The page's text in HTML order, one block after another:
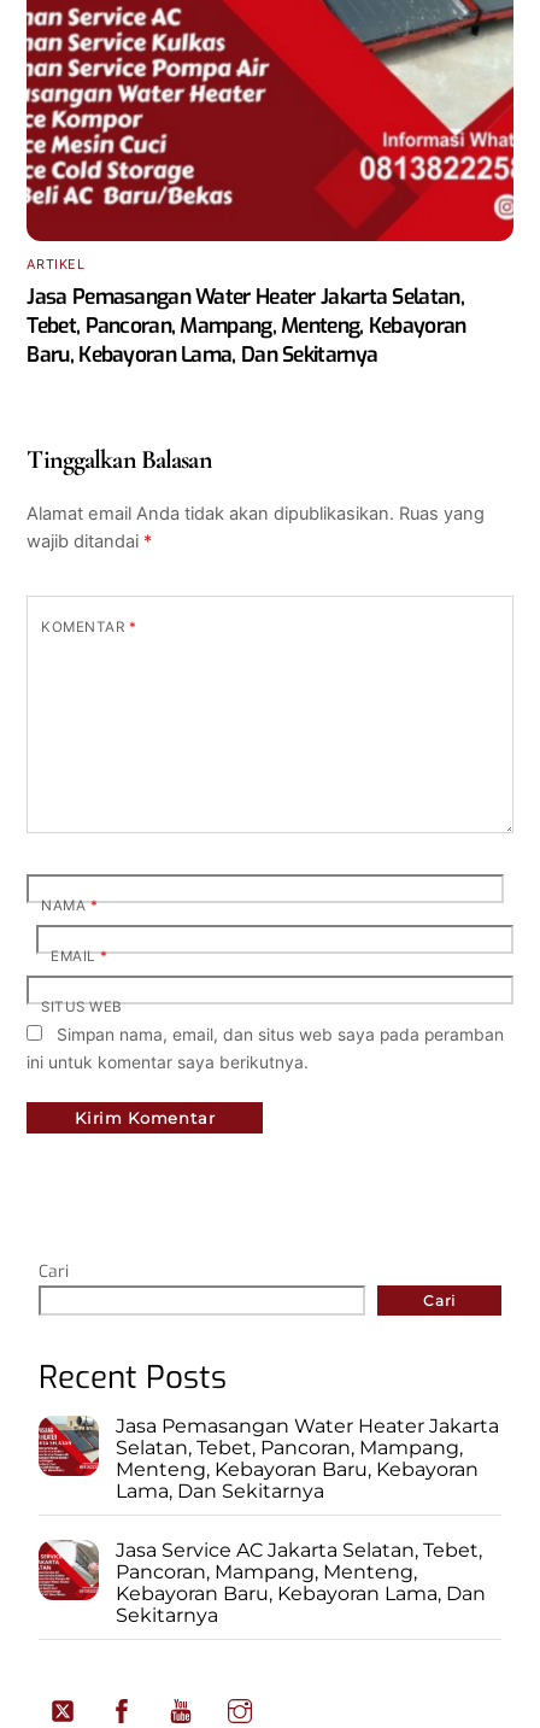
ARTIKEL
Jasa Pemasangan Water Heater Jakarta Selatan,
Tebet, Pancoran, Mampang, Menteng, Kebayoran
Baru, Kebayoran Lama, Dan Sekitarnya
Tinggalkan Balasan
Alamat email Anda tidak akan dipublikasikan. Ruas yang
wajib ditandai *
KOMENTAR *
NAMA*
EMAIL*
SITUS WEB
Simpan nama, email, dan situs web saya pada peramban
ini untuk komentar saya berikutnya.
Cari
Cari
Recent Posts
Jasa Pemasangan Water Heater Jakarta
Selatan, Tebet, Pancoran, Mampang,
Menteng, Kebayoran Baru, Kebayoran
Lama, Dan Sekitarnya
Jasa Service AC Jakarta Selatan, Tebet,
Pancoran, Mampang, Menteng,
Kebayoran Baru, Kebayoran Lama, Dan
Sekitarnya